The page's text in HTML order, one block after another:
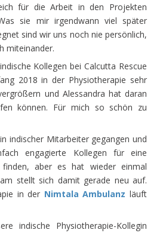
für die Arbeit in den Projekten
sie mir irgendwann viel später
sind wir uns noch nie persönlich,
miteinander.
Kollegen bei Calcutta Rescue
2018 in der Physiotherapie sehr
und Alessandra hat daran
können. Für mich so schön zu
indischer Mitarbeiter gegangen und
engagierte Kollegen für eine
finden, aber es hat wieder einmal
stellt sich damit gerade neu auf.
in der Nimtala Ambulanz läuft
indische Physiotherapie-Kollegin